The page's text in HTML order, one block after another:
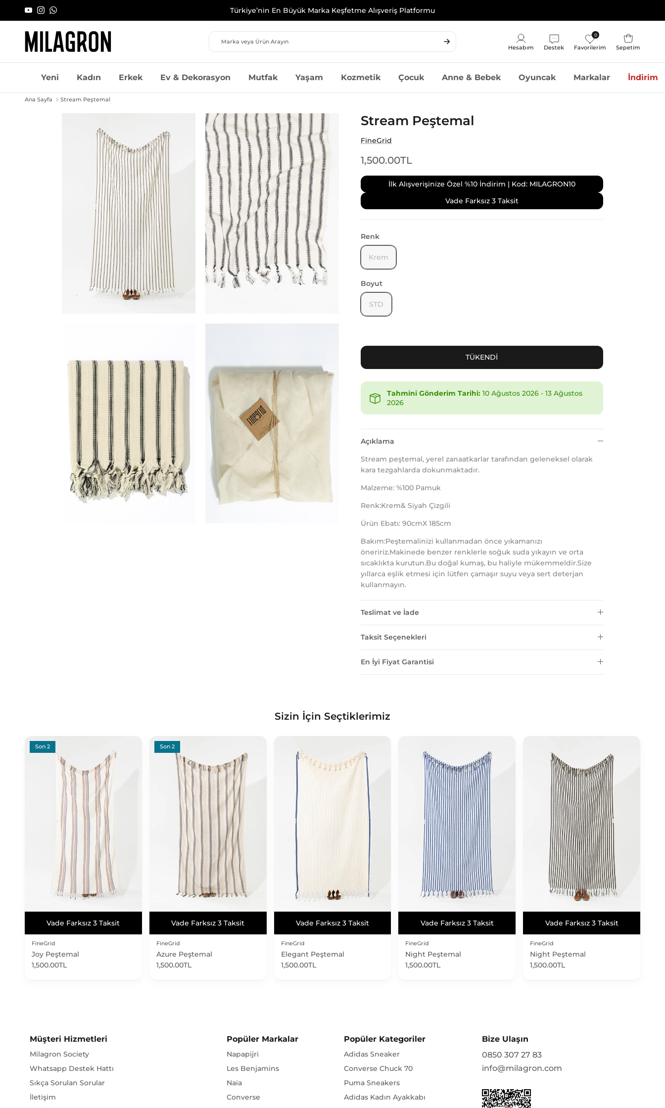
YouTubeInstagramWhatsApp İlk Alışverişinize Özel %10 İndirim | Kod: MILAGRON10
Hesabım Destek
0
Favorilerim
Sepet
Sepetim
Yeni Kadın Erkek Ev & Dekorasyon Mutfak Yaşam Kozmetik Çocuk Anne & Bebek Oyuncak Markalar İndirim
Ana Sayfa Stream Peştemal
Stream Peştemal
FineGrid
1,500.00TL
İlk Alışverişinize Özel %10 İndirim | Kod: MILAGRON10
Vade Farksız 3 Taksit
Boyut
STD
Renk
Krem
TÜKENDİ
Tahmini Gönderim Tarihi: 10 Ağustos 2026- 13 Ağustos
2026
Açıklama
Stream peştemal, yerel zanaatkarlar tarafından geleneksel olarak
kara tezgahlarda dokunmaktadır.
Malzeme: %100 Pamuk
Renk:Krem& Siyah Çizgili
Ürün Ebatı: 90cmX 185cm
Bakım:Peştemalinizi kullanmadan önce yıkamanızı
öneririz.Makinede benzer renklerle soğuk suda yıkayın ve orta
sıcaklıkta kurutun.Bu doğal kumaş, bu haliyle mükemmeldir.Size
yıllarca eşlik etmesi için lütfen çamaşır suyu veya sert deterjan
kullanmayın.
Teslimat ve İade
Taksit Seçenekleri
En İyi Fiyat Garantisi
Sizin İçin Seçtiklerimiz
Vade Farksız 3 Taksit
Vade Farksız 3 Taksit
Son 2
FineGrid
Joy Peştemal
1,500.00TL
Vade Farksız 3 Taksit
Vade Farksız 3 Taksit
Son 2
FineGrid
Azure Peştemal
1,500.00TL
Vade Farksız 3 Taksit
Vade Farksız 3 Taksit
FineGrid
Elegant Peştemal
1,500.00TL
Vade Farksız 3 Taksit
Vade Farksız 3 Taksit
FineGrid
Night Peştemal
1,500.00TL
Vade Farksız 3 Taksit
Vade Farksız 3 Taksit
FineGrid
Night Peştemal
1,500.00TL
Müşteri Hizmetleri
Milagron Society
Whatsapp Destek Hattı
Sıkça Sorulan Sorular
İletişim
Popüler Markalar
Napapijri
Les Benjamins
Naia
Converse
Popüler Kategoriler
Adidas Sneaker
Converse Chuck 70
Puma Sneakers
Adidas Kadın Ayakkabı
Bize Ulaşın
0850 307 27 83
info@milagron.com